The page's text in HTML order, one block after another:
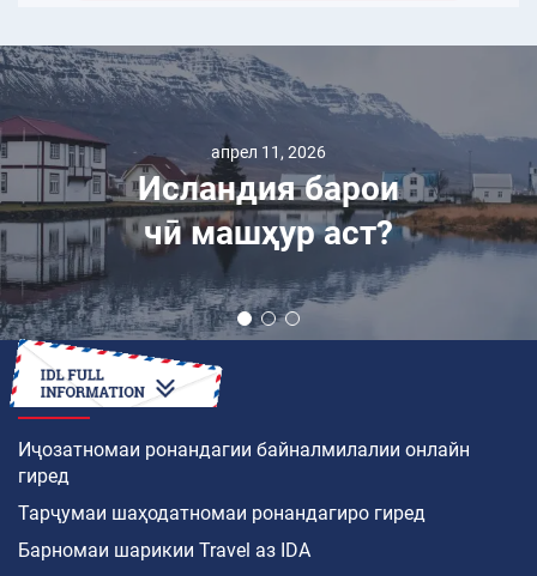
апрел 11, 2026
Исландия барои
чӣ машҳур аст?
ЧӢ ТАВР
Иҷозатномаи ронандагии байналмилалии онлайн
гиред
Тарҷумаи шаҳодатномаи ронандагиро гиред
Барномаи шарикии Travel аз IDA